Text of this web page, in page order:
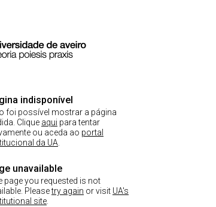
indisponível
foi possível mostrar a página
Clique aqui para tentar
ou aceda ao portal
da UA
unavailable
page you requested is not
Pleasetry again or visit UA's
site